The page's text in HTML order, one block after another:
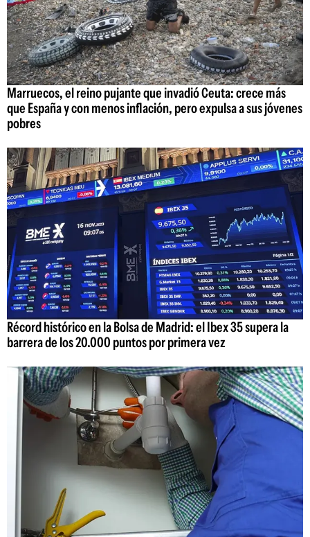
Marruecos, el reino pujante que invadió Ceuta: crece más
que España y con menos inflación, pero expulsa a sus jóvenes
pobres
Récord histórico en la Bolsa de Madrid: el Ibex 35 supera la
barrera de los 20.000 puntos por primera vez